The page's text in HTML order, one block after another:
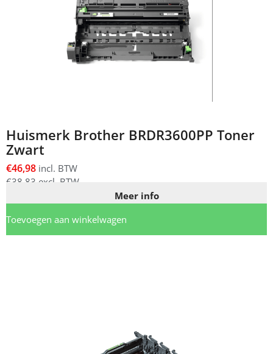
Huismerk Brother BRDR3600PP Toner
Zwart
€46,98 incl. BTW
€38,83 excl. BTW
Meer info
Toevoegen aan winkelwagen